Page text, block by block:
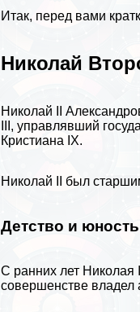
Итак, перед вами
Николай
Николай II
III, управлявший
Кристиана IX.
Николай II был
Детство и юность
С ранних лет Николая
совершенстве владел